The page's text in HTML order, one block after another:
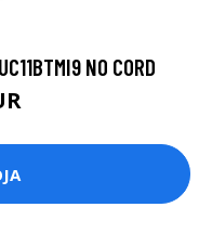
NO CORD